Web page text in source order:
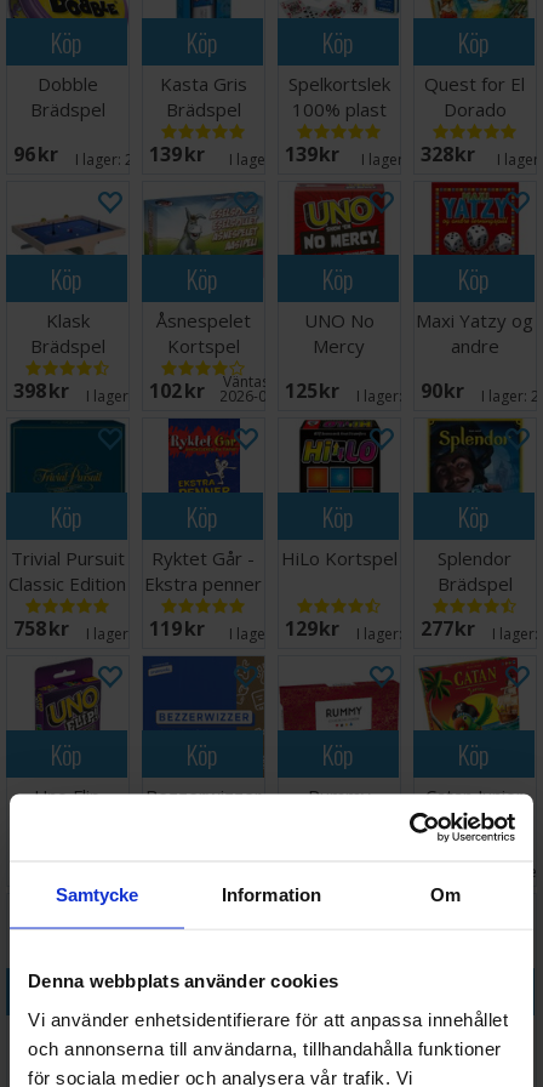
Samtycke Information Om
Denna webbplats använder cookies
Vi använder enhetsidentifierare för att anpassa innehållet
och annonserna till användarna, tillhandahålla funktioner
för sociala medier och analysera vår trafik. Vi
Köp
Dobble
Brädspel
96 SEK I lager: 20+
Köp
Kasta Gris
Brädspel
139 SEK I lager:
Köp
Spelkortslek
100% plast
139 SEK I lager: 13
Köp
Quest for El
Dorado
Brädspel
328 SEK I
Köp
Klask
Brädspel
398 SEK I lager: 20+
Köp
Åsnespelet
Kortspel
102 SEK Väntas in:
2026-08-28
Köp
UNO No
Mercy
125 SEK I lager: 20+
Köp
Maxi Yatzy og
andre
Norsk
90 SEK I lager:
Köp
Trivial Pursuit
Classic Edition
Norsk
758 SEK I lager: 20+
Köp
Ryktet Går -
Ekstra penner
(8 stk)
119 SEK I lager:
Köp
HiLo Kortspel
129 SEK I lager: 20+
Köp
Splendor
Brädspel
277 SEK I lager:
Köp
Uno Flip
Köp
Bezzerwizzer
Köp
Rummy
Köp
Catan Junior
Brädspel
I
Köp
Sushi Go
Kortspel
Köp
Ganz Schön
Clever
Köp
6 Nimmt
Kortspel
Doppelt So
Clever - Twice